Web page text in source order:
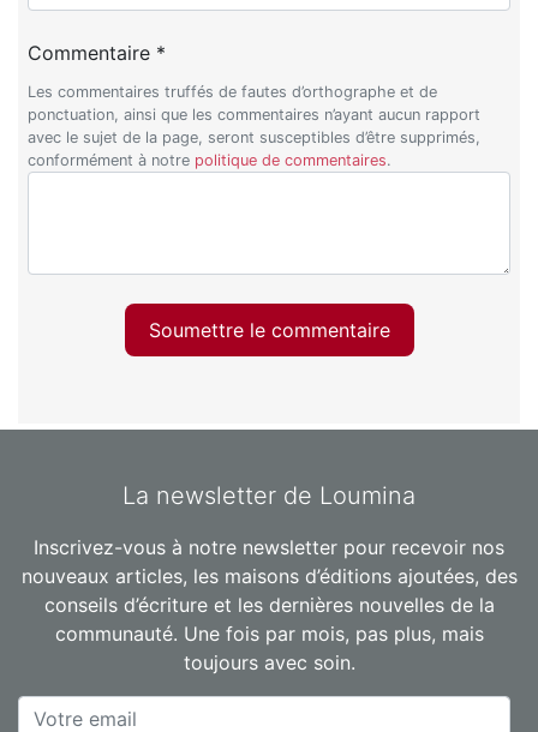
Commentaire *
Les commentaires truffés de fautes d’orthographe et de
ponctuation, ainsi que les commentaires n’ayant aucun rapport
avec le sujet de la page, seront susceptibles d’être supprimés,
conformément à notre politique de commentaires.
Soumettre le commentaire
La newsletter de Loumina
Inscrivez-vous à notre newsletter pour recevoir nos
nouveaux articles, les maisons d’éditions ajoutées, des
conseils d’écriture et les dernières nouvelles de la
communauté. Une fois par mois, pas plus, mais
toujours avec soin.